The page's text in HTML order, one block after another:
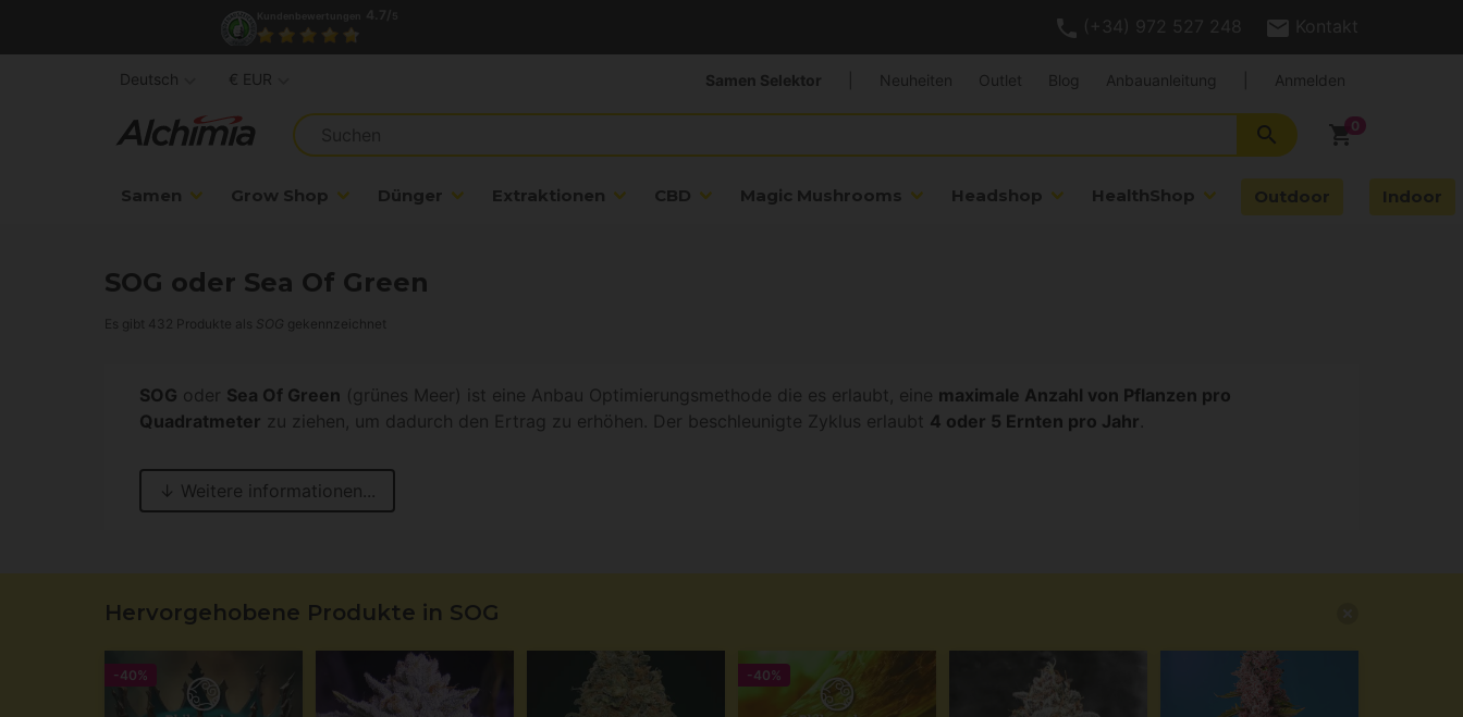
(+34) 972 527 248 Kontakt
shopping_cart
search
Samen Grow Shop Dünger Extraktionen CBD Magic Mushrooms Headshop HealthShop Outdoor Indoor
Samen Selektor Neuheiten Outlet Blog Anbauanleitung Anmelden
Deutsch € EUR
SOG oder Sea Of Green
Es gibt 432 Produkte als SOG gekennzeichnet
SOG oder Sea Of Green (grünes Meer) ist eine Anbau Optimierungsmethode die es erlaubt, eine maximale Anzahl von Pflanzen pro
Quadratmeter zu ziehen, um dadurch den Ertrag zu erhöhen. Der beschleunigte Zyklus erlaubt 4 oder 5 Ernten pro Jahr.
Hervorgehobene Produkte in SOG
-40% -40%